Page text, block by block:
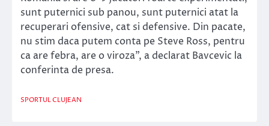
sunt puternici sub panou, sunt puternici atat la
recuperari ofensive, cat si defensive. Din pacate,
nu stim daca putem conta pe Steve Ross, pentru
ca are febra, are o viroza”, a declarat Bavcevic la
conferinta de presa.
SPORTUL CLUJEAN